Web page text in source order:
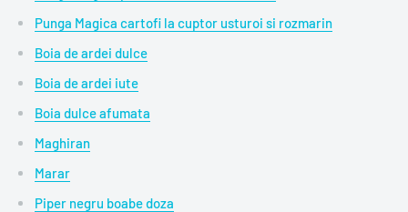
Punga Magica cartofi la cuptor usturoi si rozmarin
Boia de ardei dulce
Boia de ardei iute
Boia dulce afumata
Maghiran
Marar
Piper negru boabe doza